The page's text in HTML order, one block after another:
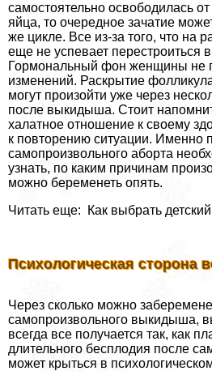
самостоятельно освободилась
яйца, то очередное зачатие
же цикле. Все из-за того, что на
еще не успевает перестроиться
Гормональный фон женщины не
изменений. Раскрытие
могут произойти уже через
после выкидыша. Стоит
халатное отношение к своему
к повторению ситуации. Именно
самопроизвольного aбopта
узнать, по каким причинам
можно беременеть опять.
Читать еще: Как выбрать
Психологическая сторона
Через сколько можно
самопроизвольного выкидыша,
всегда все получается так, как
длительного бесплодия после
может крыться в